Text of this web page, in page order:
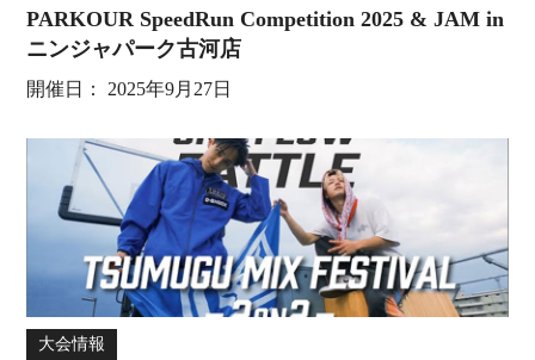
PARKOUR SpeedRun Competition 2025 & JAM in
ニンジャパーク古河店
開催日： 2025年9月27日
大会情報